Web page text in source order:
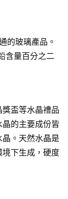
的玻璃產品。
含量百分之二
盃等水晶禮品
的主要成份皆
。天然水晶是
下生成，硬度